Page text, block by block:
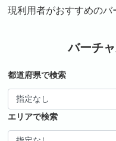
現利用者がおすすめのバ
バーチ
都道府県で検索
エリアで検索